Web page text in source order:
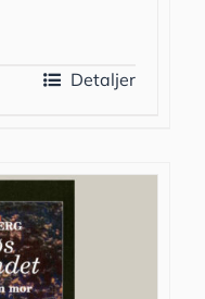
Detaljer